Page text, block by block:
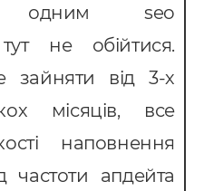
одним seo
не обійтися.
зайняти від 3-х
місяців, все
наповнення
частоти апдейта